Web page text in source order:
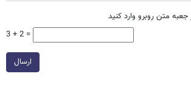
متن روبرو وارد کنید
3 + 2 =
ارسال